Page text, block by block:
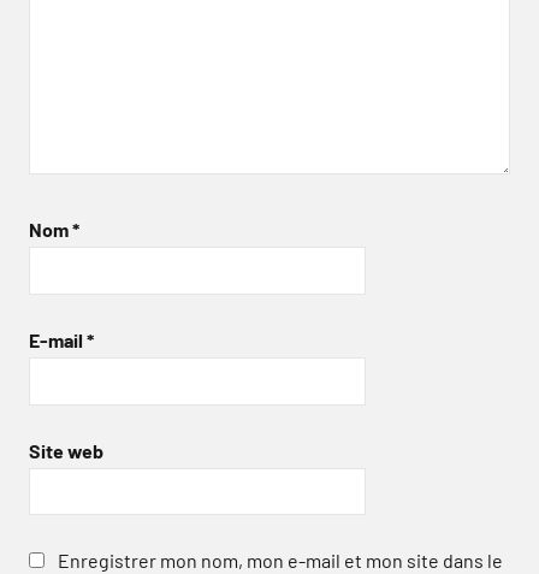
Nom*
E-mail *
Site web
Enregistrer mon nom, mon e-mail et mon site dans le